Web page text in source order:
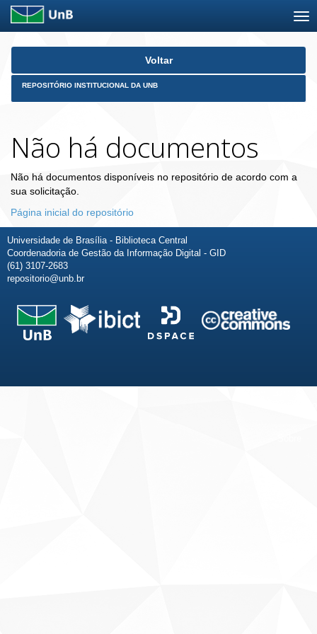
Skip
Voltar
REPOSITÓRIO INSTITUCIONAL DA UNB
Não há documentos
Não há documentos disponíveis no repositório de acordo com a
sua solicitação.
Página inicial do repositório
Universidade de Brasília - Biblioteca Central
Coordenadoria de Gestão da Informação Digital - GID
(61) 3107-2683
repositorio@unb.br